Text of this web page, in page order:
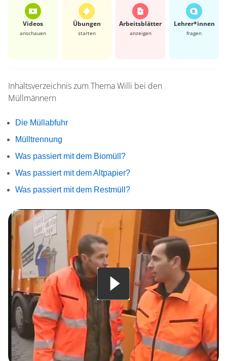
Videos
anschauen
Übungen
starten
Arbeits­blätter
anzeigen
Lehrer*​innen
fragen
Inhaltsverzeichnis zum ThemaWilli bei den
Müllmännern
Die Müllabfuhr
Mülltrennung
Was passiert mit dem Biomüll?
Was passiert mit dem Altpapier?
Was passiert mit dem Restmüll?